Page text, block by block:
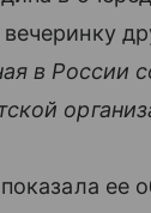
в России
ее